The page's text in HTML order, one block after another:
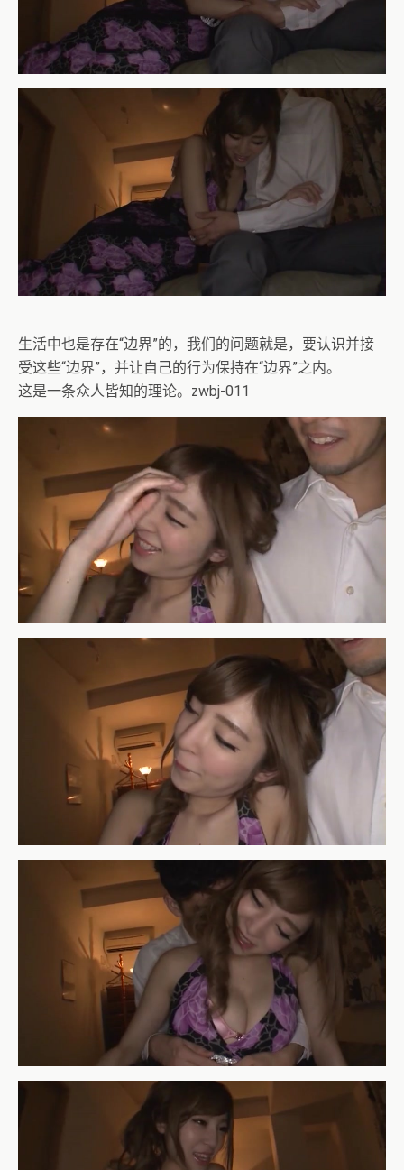
生活中也是存在“边界”的，我们的问题就是，要认识并接
受这些“边界”，并让自己的行为保持在“边界”之内。
这是一条众人皆知的理论。zwbj-011